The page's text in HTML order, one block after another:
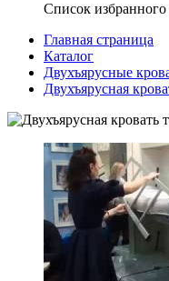
Список избранного
Главная страница
Каталог
Двухъярусные
Двухъярусная